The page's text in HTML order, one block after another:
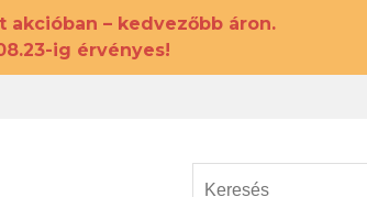
– kedvezőbb áron.
ig érvényes!